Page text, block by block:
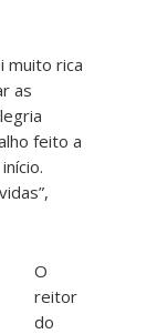
muito rica
as
feito a
O
reitor
do